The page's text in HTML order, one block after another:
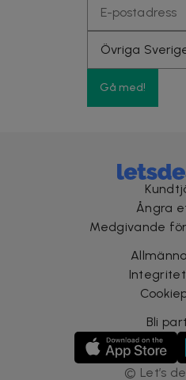
Gå med!
Ångra
Medgivande
Bli
© Let’s